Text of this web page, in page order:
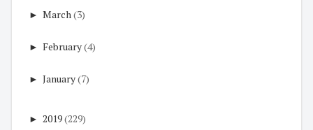
► March(3)
► February(4)
► January(7)
► 2019(229)